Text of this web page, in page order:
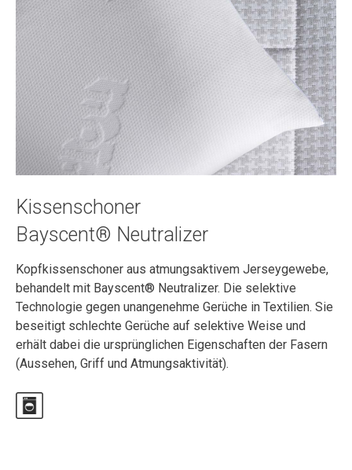
Kissenschoner
Bayscent® Neutralizer
Kopfkissenschoner aus atmungsaktivem Jerseygewebe,
behandelt mit Bayscent® Neutralizer. Die selektive
Technologie gegen unangenehme Gerüche in Textilien. Sie
beseitigt schlechte Gerüche auf selektive Weise und
erhält dabei die ursprünglichen Eigenschaften der Fasern
(Aussehen, Griff und Atmungsaktivität).